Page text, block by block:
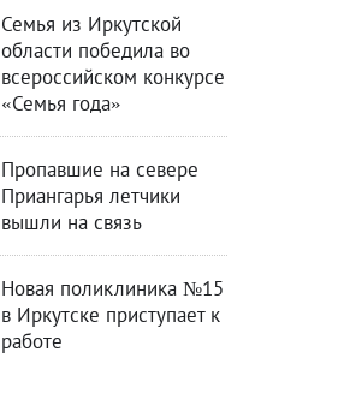
Семья из Иркутской
области победила во
всероссийском конкурсе
«Семья года»
Пропавшие на севере
Приангарья летчики
вышли на связь
Новая поликлиника №15
в Иркутске приступает к
работе